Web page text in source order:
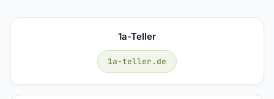
1a-Teller
1a-teller.de